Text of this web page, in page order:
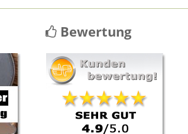
Bewertung